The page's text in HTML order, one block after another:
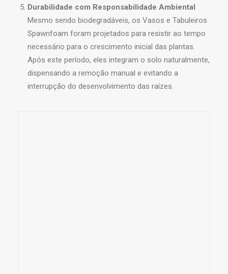
Durabilidade com Responsabilidade Ambiental
Mesmo sendo biodegradáveis, os Vasos e Tabuleiros
Spawnfoam foram projetados para resistir ao tempo
necessário para o crescimento inicial das plantas.
Após este período, eles integram o solo naturalmente,
dispensando a remoção manual e evitando a
interrupção do desenvolvimento das raízes.